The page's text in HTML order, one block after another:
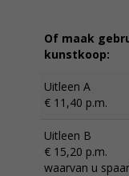
Of maak
kunstkoop:
Uitleen A
€ 11,40 p.m.
Uitleen B
€ 15,20 p.m.
waarvan u